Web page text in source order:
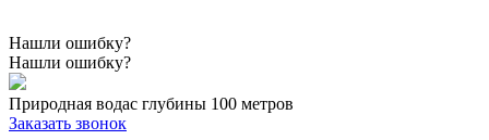
Нашли ошибку?
Нашли ошибку?
Природная водас глубины 100 метров
Заказать звонок